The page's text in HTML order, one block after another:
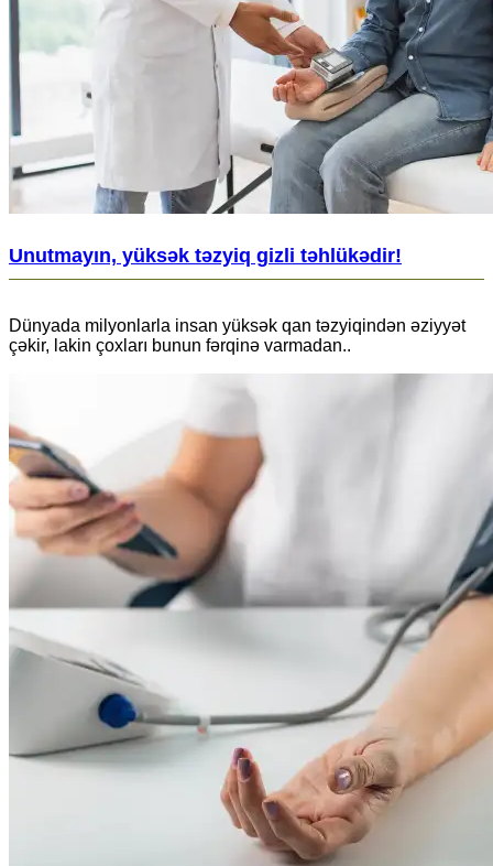
Unutmayın, yüksək təzyiq gizli təhlükədir!
Dünyada milyonlarla insan yüksək qan təzyiqindən əziyyət
çəkir, lakin çoxları bunun fərqinə varmadan..